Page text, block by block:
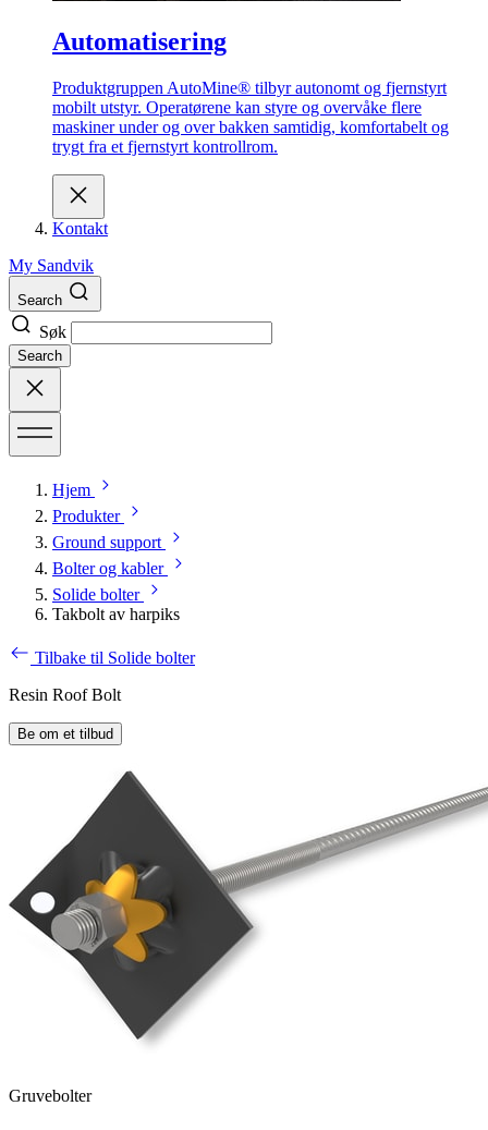
Automatisering
Produktgruppen AutoMine® tilbyr autonomt og fjernstyrt
mobilt utstyr. Operatørene kan styre og overvåke flere
maskiner under og over bakken samtidig, komfortabelt og
trygt fra et fjernstyrt kontrollrom.
Kontakt
My Sandvik
Search
Søk
Search
Hjem
Produkter
Ground support
Bolter og kabler
Solide bolter
Takbolt av harpiks
Tilbake til Solide bolter
Resin Roof Bolt
Be om et tilbud
Gruvebolter